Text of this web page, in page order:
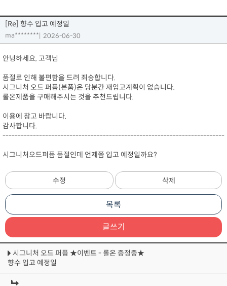
[Re] 향수 입고 예정일
ma******** 2026-06-30
안녕하세요, 고객님
품절로 인해 불편함을 드려 죄송합니다.
시그니처 오드 퍼퓸(본품)은 당분간 재입고계획이 없습니다.
롤온제품을 구매해주시는 것을 추천드립니다.
이용에 참고 바랍니다.
감사합니다.
-------------------------------------------------------------------------
시그니처오드퍼퓸 품절인데 언제쯤 입고 예정일까요?
수정 삭제
목록
글쓰기
시그니처 오드 퍼퓸 ★이벤트 - 롤온 증정중★
향수 입고 예정일